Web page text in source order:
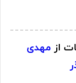
از مهدی